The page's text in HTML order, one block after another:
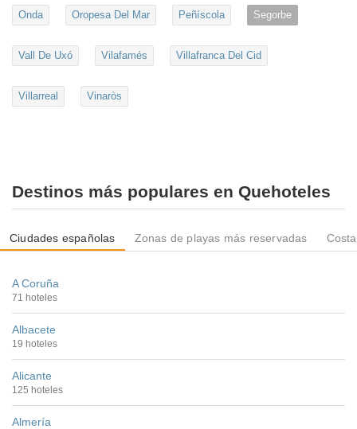
Onda Oropesa Del Mar Peñíscola Segorbe
Vall De Uxó Vilafamés Villafranca Del Cid
Villarreal Vinaròs
Destinos más populares en Quehoteles
Ciudades españolas Zonas de playas más reservadas
A Coruña
71 hoteles
Albacete
19 hoteles
Alicante
125 hoteles
Almería